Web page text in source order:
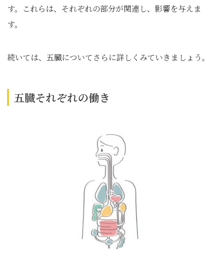
す。これらは、それぞれの部分が関連し、影響を与えま
す。
続いては、五臓についてさらに詳しくみていきましょう。
五臓それぞれの働き